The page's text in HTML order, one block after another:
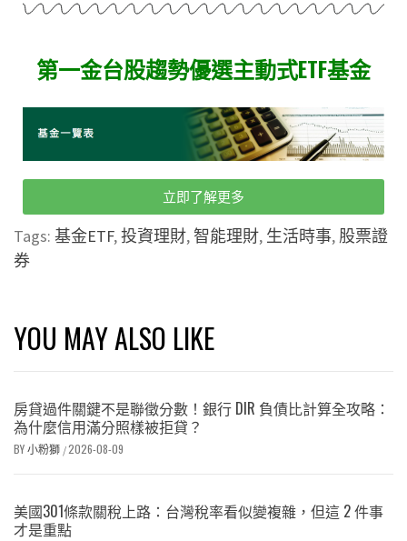
第一金台股趨勢優選主動式ETF基金
立即了解更多
Tags: 基金ETF,投資理財, 智能理財, 生活時事, 股票證
券
YOU MAY ALSO LIKE
房貸過件關鍵不是聯徵分數！銀行 DIR 負債比計算全攻略：
為什麼信用滿分照樣被拒貸？
BY小粉獅 /2026-08-09
美國301條款關稅上路：台灣稅率看似變複雜，但這 2 件事
才是重點